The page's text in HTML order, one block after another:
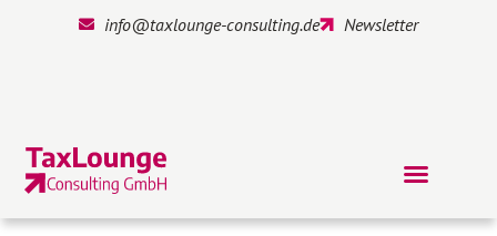
info@taxlounge-consulting.de Newsletter